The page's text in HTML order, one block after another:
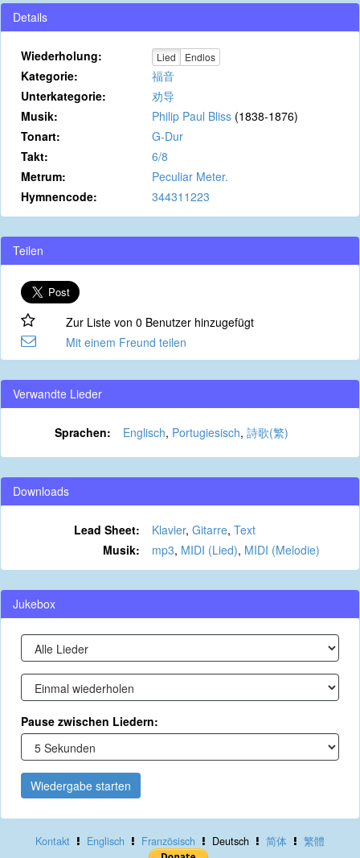
Details
Wiederholung: Lied Endlos
Kategorie:
福音
Unterkategorie:
劝导
Musik:
Philip Paul Bliss (1838-1876)
Tonart:
G-Dur
Takt:
6/8
Metrum:
Peculiar Meter.
Hymnencode:
344311223
Teilen
Zur Liste von 0 Benutzer hinzugefügt
Mit einem Freund teilen
Verwandte Lieder
Sprachen: Englisch, Portugiesisch, 詩歌(繁)
Downloads
Lead Sheet: Klavier, Gitarre, Text
Musik:
mp3, MIDI (Lied), MIDI (Melodie)
Jukebox
Pause zwischen Liedern:
Wiedergabe starten
Kontakt Englisch Französisch Deutsch 简体 繁體